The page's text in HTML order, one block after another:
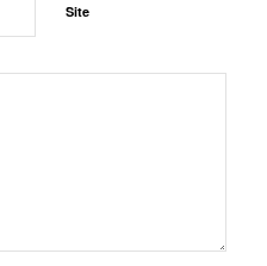
Site